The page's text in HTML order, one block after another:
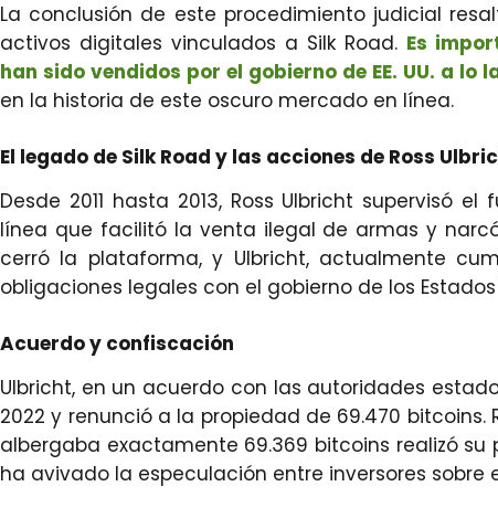
La conclusión de este procedimiento judicial
activos digitales vinculados a Silk Road. Es
han sido vendidos por el gobierno de EE. UU. a lo
en la historia de este oscuro mercado en línea.
El legado de Silk Road y las acciones de Ross
Desde 2011 hasta 2013, Ross Ulbricht supervisó
línea que facilitó la venta ilegal de armas y
cerró la plataforma, y Ulbricht, actualmente
obligaciones legales con el gobierno de los Estados
Acuerdo y confiscación
Ulbricht, en un acuerdo con las autoridades
2022 y renunció a la propiedad de 69.470
albergaba exactamente 69.369 bitcoins realizó su
ha avivado la especulación entre inversores